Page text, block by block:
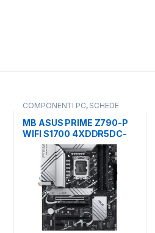
COMPONENTI PC, SCHEDE
MB ASUS PRIME Z790-P
WIFI S1700 4XDDR5DC-
7000(O.C.) 4SS DP/HDMI